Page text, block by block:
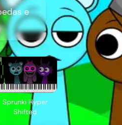
e
Sprunki Hyper
Shifted